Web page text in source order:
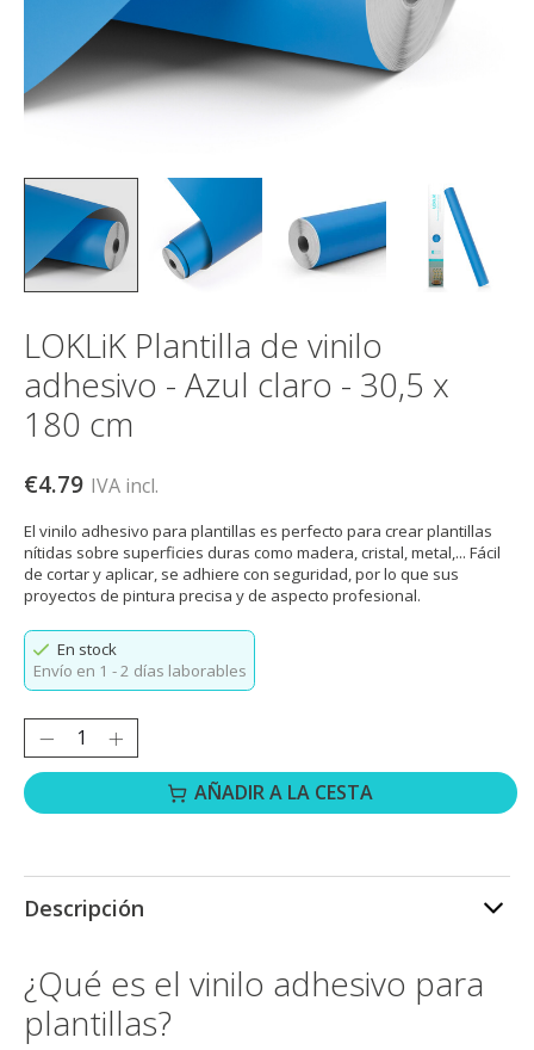
LOKLiK Plantilla de vinilo
adhesivo - Azul claro - 30,5 x
180 cm
€4.79 IVA incl.
El vinilo adhesivo para plantillas es perfecto para crear plantillas
nítidas sobre superficies duras como madera, cristal, metal,... Fácil
de cortar y aplicar, se adhiere con seguridad, por lo que sus
proyectos de pintura precisa y de aspecto profesional.
En stock
Envío en 1 - 2 días laborables
Cantidad:
AÑADIR A LA CESTA
Descripción
¿Qué es el vinilo adhesivo para
plantillas?